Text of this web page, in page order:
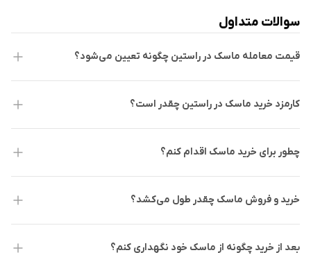
سوالات متداول
قیمت معامله ماسک در راستین چگونه تعیین می‌شود؟
کارمزد خرید ماسک در راستین چقدر است؟
چطور برای خرید ماسک اقدام کنم؟
خرید و فروش ماسک چقدر طول می‌کشد؟
بعد از خرید چگونه از ماسک خود نگهداری کنم؟